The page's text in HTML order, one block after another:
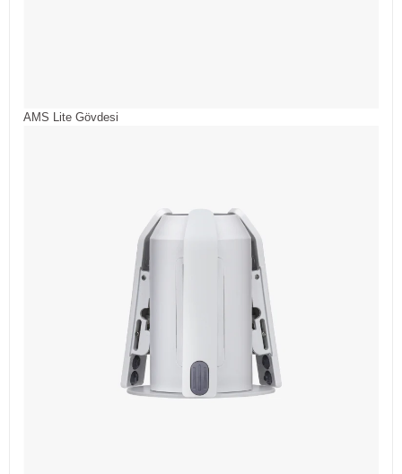
AMS Lite Gövdesi